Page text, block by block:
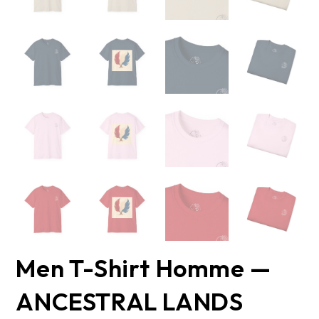
Men T-Shirt Homme —
ANCESTRAL LANDS